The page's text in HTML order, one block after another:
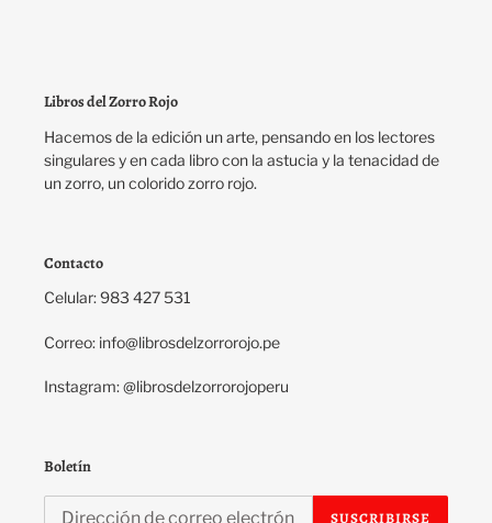
Libros del Zorro Rojo
Hacemos de la edición un arte, pensando en los lectores
singulares y en cada libro con la astucia y la tenacidad de
un zorro, un colorido zorro rojo.
Contacto
Celular: 983 427 531
Correo: info@librosdelzorrorojo.pe
Instagram: @librosdelzorrorojoperu
Boletín
SUSCRIBIRSE